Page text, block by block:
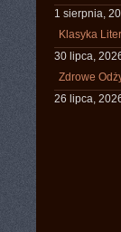
1 sierpnia,
Klasyka
30 lipca,
Zdrowe
26 lipca,